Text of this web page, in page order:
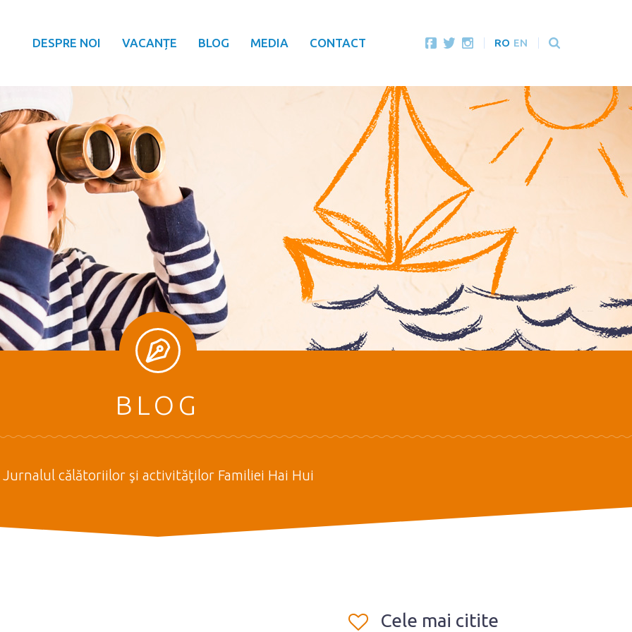
DESPRE NOI VACANȚE BLOG MEDIA CONTACT RO EN
BLOG
Jurnalul călătoriilor şi activităţilor Familiei Hai Hui
Cele mai citite